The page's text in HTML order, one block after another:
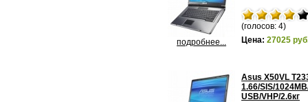
подробнее...
(голосов: 4)
Цена: 27025
Asus X50VL
1.66/SIS/
USB/VHP/2.6кг